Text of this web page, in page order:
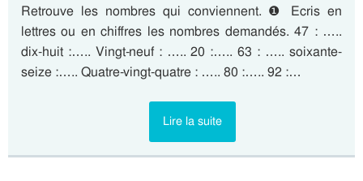
Retrouve les nombres qui conviennent. ❶ Ecris en
lettres ou en chiffres les nombres demandés. 47 : …..
dix-huit :….. Vingt-neuf : ….. 20 :….. 63 : ….. soixante-
seize :….. Quatre-vingt-quatre : ….. 80 :….. 92 :…
Lire la suite